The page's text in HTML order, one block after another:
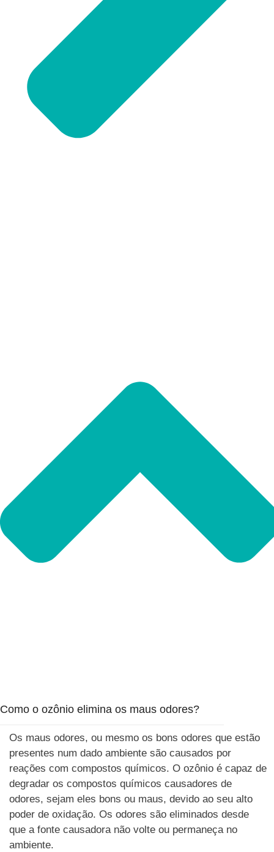
Como o ozônio elimina os maus odores?
Os maus odores, ou mesmo os bons odores que estão
presentes num dado ambiente são causados por
reações com compostos químicos. O ozônio é capaz de
degradar os compostos químicos causadores de
odores, sejam eles bons ou maus, devido ao seu alto
poder de oxidação. Os odores são eliminados desde
que a fonte causadora não volte ou permaneça no
ambiente.